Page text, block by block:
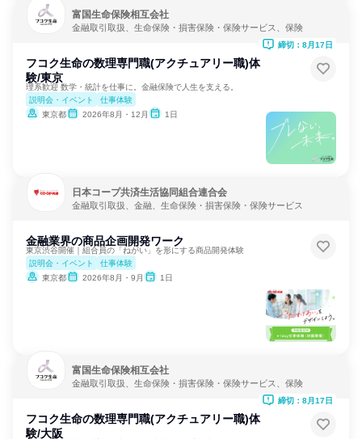
富国生命保険相互会社
金融取引取扱、生命保険・損害保険・保険サービス、保険
フコク生命の数理専門職(アクチュアリー職)体
験/東京
理系歓迎 数学・統計を仕事に。金融保険で人生を支える。
説明会・イベント
仕事体験
東京都
2026年8月・12月 1日
締切：8月17日
日本コープ共済生活協同組合連合会
金融取引取扱、金融、生命保険・損害保険・保険サービス
金融業界の商品企画開発ワーク
東京渋谷開催｜組合員の「ねがい」を形にする商品開発体験
説明会・イベント
仕事体験
東京都
2026年8月・9月 1日
富国生命保険相互会社
金融取引取扱、生命保険・損害保険・保険サービス、保険
フコク生命の数理専門職(アクチュアリー職)体
験/大阪
締切：8月17日